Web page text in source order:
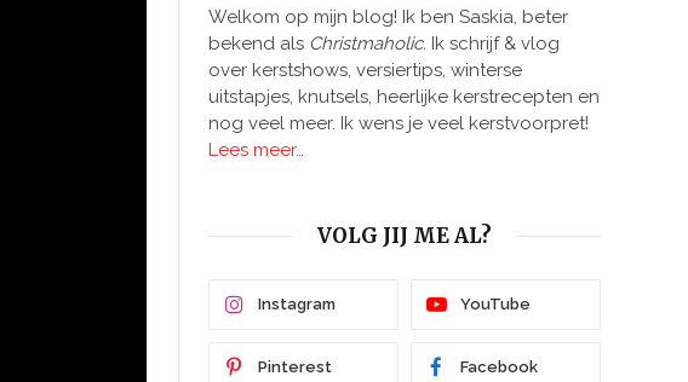
Welkom op mijn blog! Ik ben Saskia, beter
bekend als Christmaholic. Ik schrijf & vlog
over kerstshows, versiertips, winterse
uitstapjes, knutsels, heerlijke kerstrecepten en
nog veel meer. Ik wens je veel kerstvoorpret!
Lees meer…
VOLG JIJ ME AL?
Instagram YouTube
Pinterest Facebook